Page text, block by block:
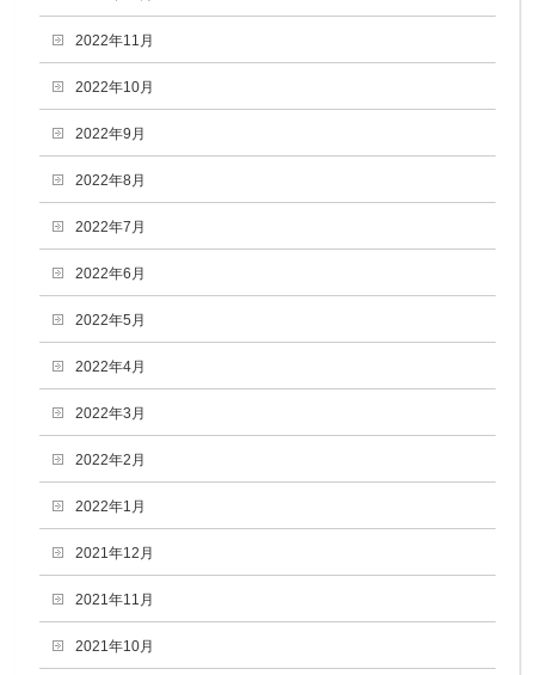
2022年11月
2022年10月
2022年9月
2022年8月
2022年7月
2022年6月
2022年5月
2022年4月
2022年3月
2022年2月
2022年1月
2021年12月
2021年11月
2021年10月